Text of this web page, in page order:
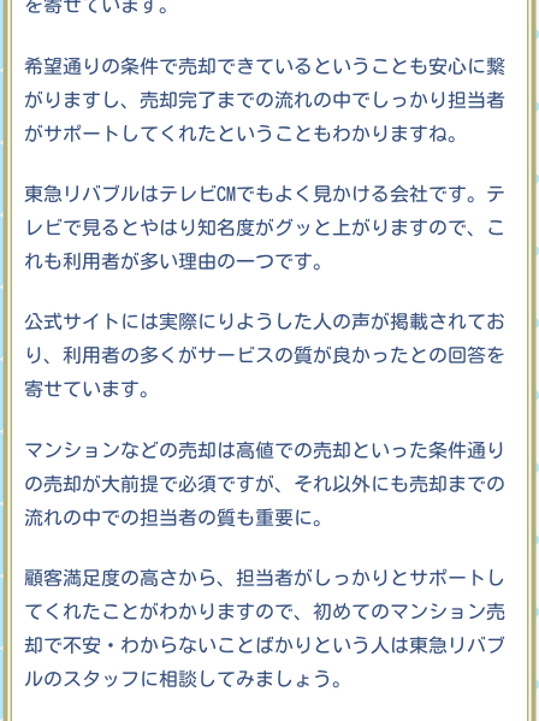
を寄せています。
希望通りの条件で売却できているということも安心に繋
がりますし、売却完了までの流れの中でしっかり担当者
がサポートしてくれたということもわかりますね。
東急リバブルはテレビCMでもよく見かける会社です。テ
レビで見るとやはり知名度がグッと上がりますので、こ
れも利用者が多い理由の一つです。
公式サイトには実際にりようした人の声が掲載されてお
り、利用者の多くがサービスの質が良かったとの回答を
寄せています。
マンションなどの売却は高値での売却といった条件通り
の売却が大前提で必須ですが、それ以外にも売却までの
流れの中での担当者の質も重要に。
顧客満足度の高さから、担当者がしっかりとサポートし
てくれたことがわかりますので、初めてのマンション売
却で不安・わからないことばかりという人は東急リバブ
ルのスタッフに相談してみましょう。